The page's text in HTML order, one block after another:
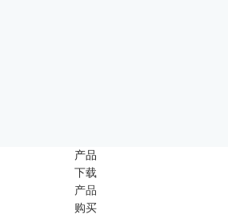
产品
下载
产品
购买